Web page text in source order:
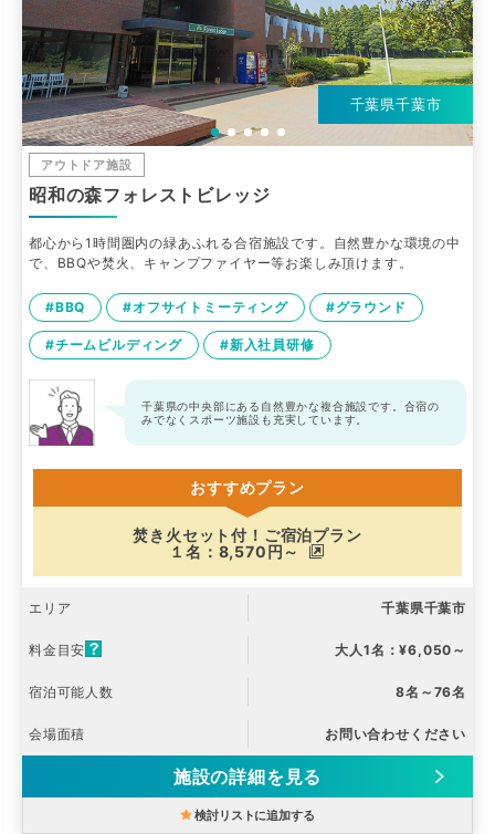
千葉県千葉市
アウトドア施設
昭和の森フォレストビレッジ
都心から1時間圏内の緑あふれる合宿施設です。自然豊かな環境の中
で、BBQや焚火、キャンプファイヤー等お楽しみ頂けます。
#BBQ #オフサイトミーティング #グラウンド
#チームビルディング #新入社員研修
千葉県の中央部にある自然豊かな複合施設です。合宿の
みでなくスポーツ施設も充実しています。
おすすめプラン
焚き火セット付！ご宿泊プラン
１名：8,570円～
エリア 千葉県千葉市
料金目安 大人1名：¥6,050～
宿泊可能人数 8名～76名
会場面積 お問い合わせください
施設の詳細を見る
検討リストに追加する